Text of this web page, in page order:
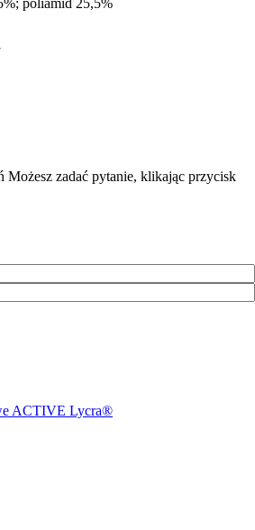
Możesz zadać pytanie, klikając przycisk
ACTIVE Lycra®